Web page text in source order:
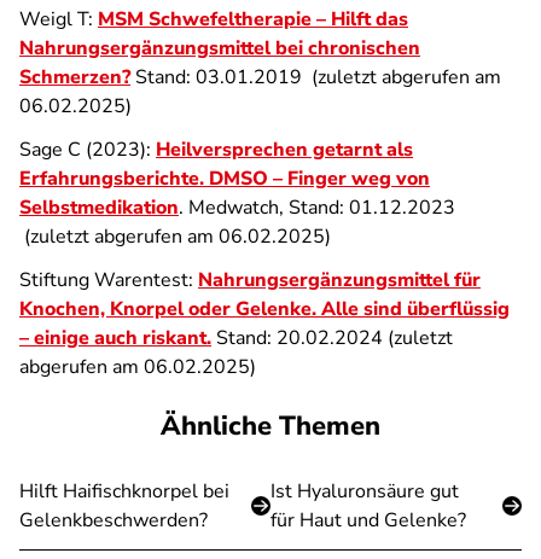
Weigl T: MSM Schwefeltherapie – Hilft das
Nahrungsergänzungsmittel bei chronischen
Schmerzen?Stand: 03.01.2019 (zuletzt abgerufen am
06.02.2025)
Sage C (2023): Heilversprechen getarnt als
Erfahrungsberichte. DMSO – Finger weg von
Selbstmedikation. Medwatch, Stand: 01.12.2023
(zuletzt abgerufen am 06.02.2025)
Stiftung Warentest: Nahrungsergänzungsmittel für
Knochen, Knorpel oder Gelenke. Alle sind überflüssig
– einige auch riskant. Stand: 20.02.2024 (zuletzt
abgerufen am 06.02.2025)
Ähnliche Themen
Hilft Haifischknorpel bei
Gelenkbeschwerden?
Ist Hyaluronsäure gut
für Haut und Gelenke?